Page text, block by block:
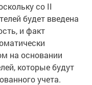
со II
будет введена
и факт
на основании
которые будут
учета.